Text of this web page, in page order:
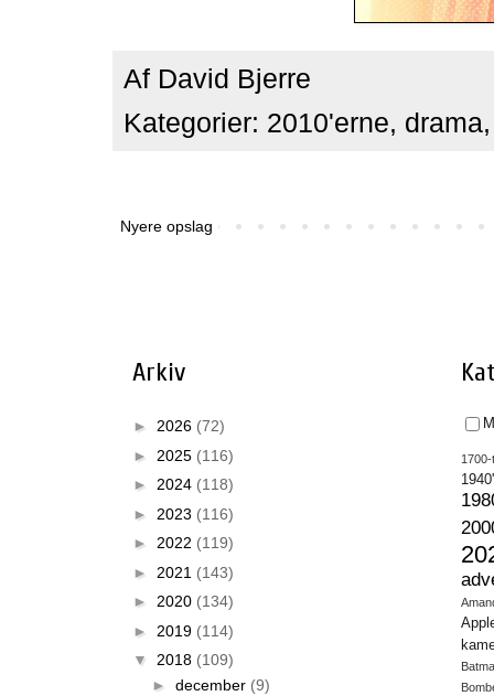
Af David Bjerre
Kategorier: 2010'erne, drama
Nyere opslag
Arkiv
► 2026 (72)
► 2025 (116)
► 2024 (118)
► 2023 (116)
► 2022 (119)
► 2021 (143)
► 2020 (134)
► 2019 (114)
▼ 2018 (109)
► december (9)
1700-